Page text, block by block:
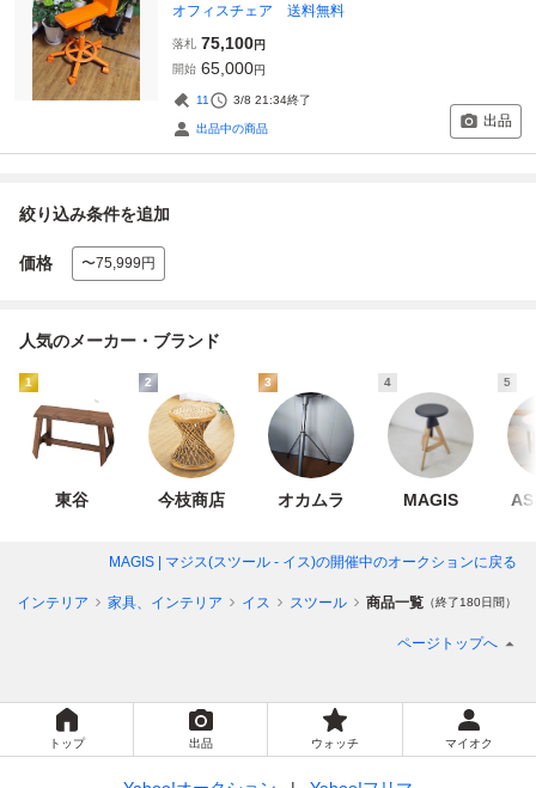
オフィスチェア 送料無料
落札 75,100円
開始 65,000円
11 3/8 21:34終了
出品中の商品 出品
絞り込み条件を追加
価格 〜75,999円
人気のメーカー・ブランド
1
東谷
2
今枝商店
3
オカムラ
4
MAGIS
5
MAGIS | マジス(スツール - イス)の開催中のオークションに戻る
インテリア 家具、インテリア イス スツール 商品一覧 （終了180日間）
ページトップへ
トップ 出品 ウォッチ マイオク